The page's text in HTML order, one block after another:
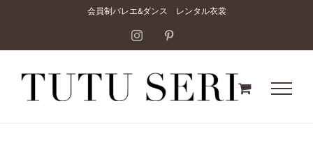
content
会員制バレエ&ダンス レンタル衣裳
Instagram